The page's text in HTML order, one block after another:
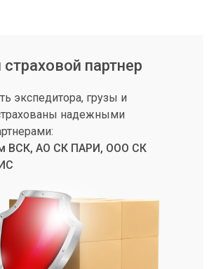
партнер
экспедитора, грузы и
надежными
ВСК, АО СК ПАРИ, ООО СК